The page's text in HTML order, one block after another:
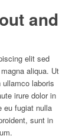
and
elit sed
aliqua. Ut
laboris
irure dolor in
eu fugiat nulla
sunt in